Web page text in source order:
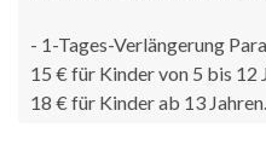
- 1-Tages-Verlängerung
15 € für Kinder von 5 bis 12
18 € für Kinder ab 13 Jahren.